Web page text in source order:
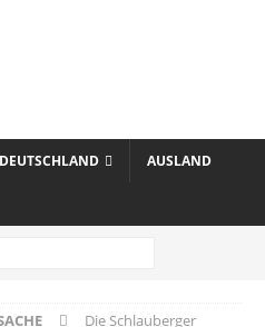
DEUTSCHLAND AUSLAND
Die Schlauberger